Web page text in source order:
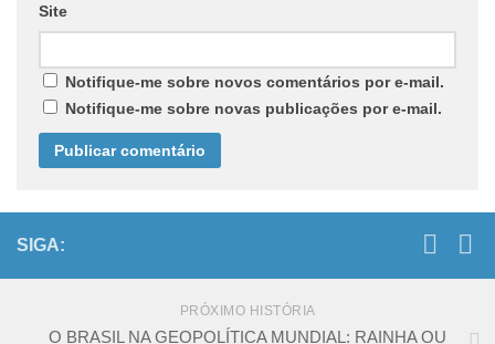
Site
Notifique-me sobre novos comentários por e-mail.
Notifique-me sobre novas publicações por e-mail.
SIGA:
PRÓXIMO HISTÓRIA
O BRASIL NA GEOPOLÍTICA MUNDIAL: RAINHA OU